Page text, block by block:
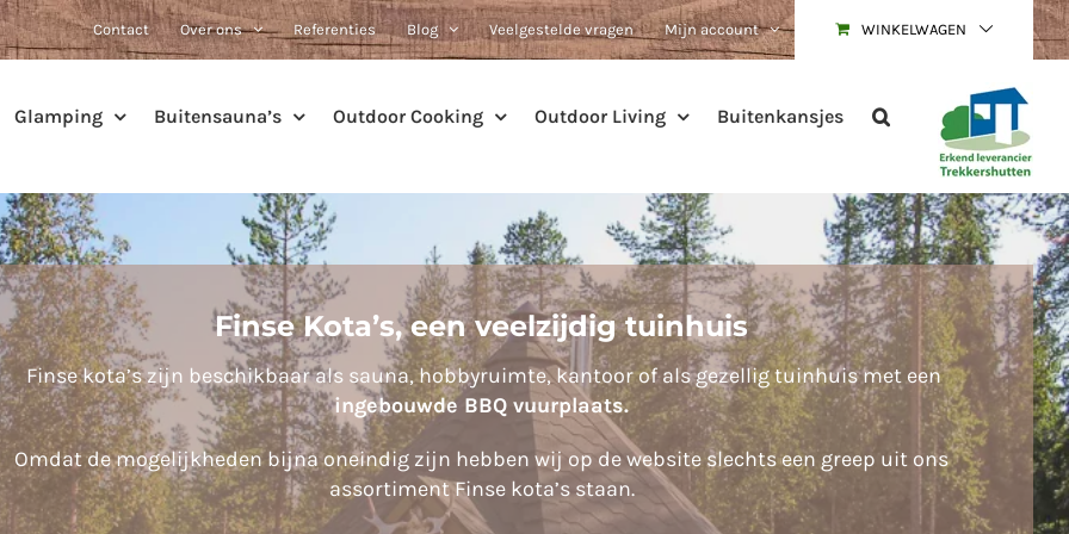
Contact Over ons Referenties Blog Veelgestelde vragen Mijn account WINKELWAGEN
Glamping Buitensauna’s Outdoor Cooking Outdoor Living Buitenkansjes
Finse Kota’s, een veelzijdig tuinhuis
Finse kota’s zijn beschikbaar als sauna, hobbyruimte, kantoor of als gezellig tuinhuis met een
ingebouwde BBQ vuurplaats.
Omdat de mogelijkheden bijna oneindig zijn hebben wij op de website slechts een greep uit ons
assortiment Finse kota’s staan.